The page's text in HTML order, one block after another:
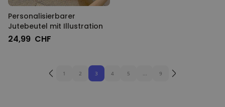
Personalisierbarer
Jutebeutel mit Illustration
24,99 CHF
1 2 3 4 5 ... 9